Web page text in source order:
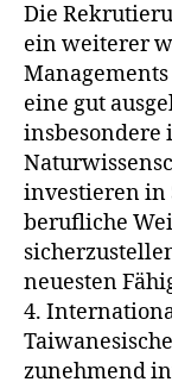
Die
ein weiterer
eine gut
insbesondere
investieren in
berufliche
neuesten
4.
zunehmend